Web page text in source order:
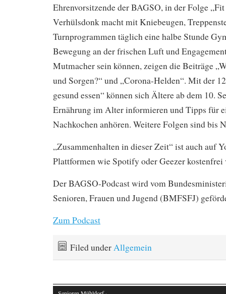
Ehrenvorsitzende der BAGSO, in der Folge
Verhülsdonk macht mit Kniebeugen,
Turnprogrammen täglich eine halbe Stunde
Bewegung an der frischen Luft und
Mutmacher sein können, zeigen die Beiträge
und Sorgen?“ und „Corona-Helden“. Mit der
gesund essen“ können sich Ältere ab dem 10.
Ernährung im Alter informieren und Tipps für
Nachkochen anhören. Weitere Folgen sind bis
„Zusammenhalten in dieser Zeit“ ist auch auf
Plattformen wie Spotify oder Geezer kostenfrei
Der BAGSO-Podcast wird vom
Senioren, Frauen und Jugend (BMFSFJ)
Zum Podcast
Filed underAllgemein